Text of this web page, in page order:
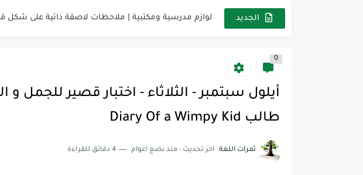
الجديد لوازم مدرسية ومكتبية | ملاحظات لاصقة ذاتية على شكل
أفضل أكواد خصم تفيدك عند التسوق Discount Codes That Help...
أهمية تعلم قواعد اللغة الإنجليزية | مكونات الجملة في
0
طالب Diary Of a Wimpy Kid
ثمرات اللغة اخر تحديث : منذ بضع اعوام 4 دقائق للقراءة